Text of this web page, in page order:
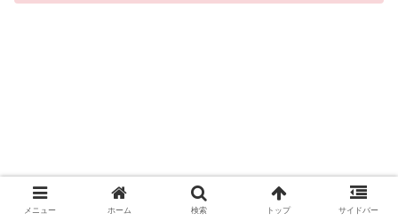
メニュー ホーム 検索 トップ サイドバー